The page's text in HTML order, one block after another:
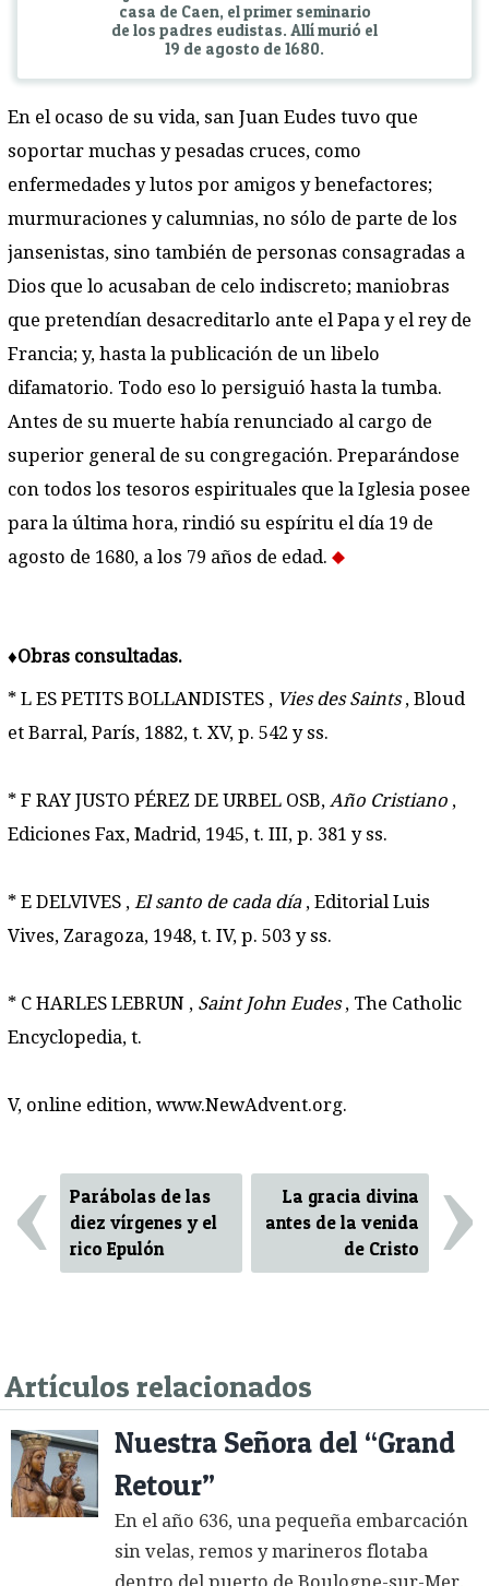
casa de Caen, el primer seminario
de los padres eudistas. Allí murió el
19 de agosto de 1680.
En el ocaso de su vida, san Juan Eudes tuvo que
soportar muchas y pesadas cruces, como
enfermedades y lutos por amigos y benefactores;
murmuraciones y calumnias, no sólo de parte de los
jansenistas, sino también de personas consagradas a
Dios que lo acusaban de celo indiscreto; maniobras
que pretendían desacreditarlo ante el Papa y el rey de
Francia; y, hasta la publicación de un libelo
difamatorio. Todo eso lo persiguió hasta la tumba.
Antes de su muerte había renunciado al cargo de
superior general de su congregación. Preparándose
con todos los tesoros espirituales que la Iglesia posee
para la última hora, rindió su espíritu el día 19 de
agosto de 1680, a los 79 años de edad.
♦Obras consultadas.
* L ES PETITS BOLLANDISTES , Vies des Saints, Bloud
et Barral, París, 1882, t. XV, p. 542 y ss.
* F RAY JUSTO PÉREZ DE URBEL OSB, Año Cristiano ,
Ediciones Fax, Madrid, 1945, t. III, p. 381 y ss.
* E DELVIVES , El santo de cada día , Editorial Luis
Vives, Zaragoza, 1948, t. IV, p. 503 y ss.
* C HARLES LEBRUN , Saint John Eudes, The Catholic
Encyclopedia, t.
V, online edition, www.NewAdvent.org.
‹
Parábolas de las
diez vírgenes y el
rico Epulón
La gracia divina
antes de la venida
de Cristo
›
Artículos relacionados
Nuestra Señora del “Grand
Retour”
En el año 636, una pequeña embarcación
sin velas, remos y marineros flotaba